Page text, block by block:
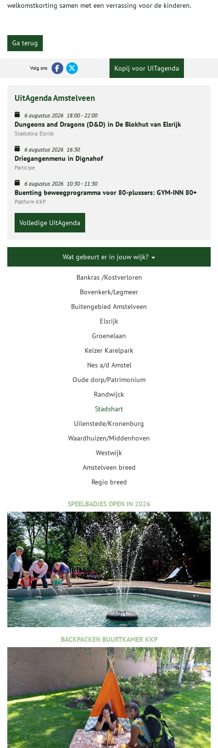
welkomstkorting samen met een verrassing voor de kinderen.
Ga terug
Volg ons Kopij voor UITagenda
UitAgenda Amstelveen
6 augustus 2026 18:00-22:00
Dungeons and Dragons (D&D) in De Blokhut van Elsrijk
Stadsdorp Elsrijk
6 augustus 2026 16:30
Driegangenmenu in Dignahof
Participe
6 augustus 2026 10:30-11:30
Buenting beweegprogramma voor 80-plussers: GYM-INN 80+
Platform KKP
Volledige UitAgenda
Wat gebeurt er in jouw wijk?
Bankras /Kostverloren
Bovenkerk/Legmeer
Buitengebied Amstelveen
Elsrijk
Groenelaan
Keizer Karelpark
Nes a/d Amstel
Oude dorp/Patrimonium
Randwijck
Stadshart
Uilenstede/Kronenburg
Waardhuizen/Middenhoven
Westwijk
Amstelveen breed
Regio breed
SPEELBADJES OPEN IN 2026
BACKPACKEN BUURTKAMER KKP